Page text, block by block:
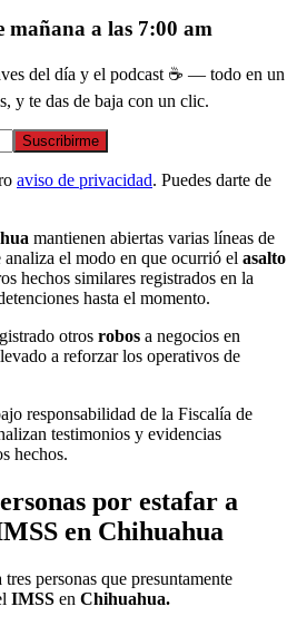
mañana a las 7:00 am
del día y el podcast ☕ — todo en un
y te das de baja con un clic.
Suscribirme
aviso de privacidad. Puedes darte de
mantienen abiertas varias líneas de
el modo en que ocurrió el asalto
hechos similares registrados en la
hasta el momento.
otros robos a negocios en
a reforzar los operativos de
responsabilidad de la Fiscalía de
testimonios y evidencias
hechos.
por estafar a
en Chihuahua
personas que presuntamente
IMSS en Chihuahua.